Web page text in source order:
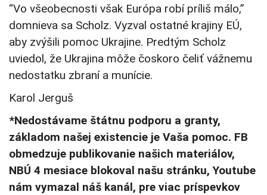
“Vo všeobecnosti však Európa robí príliš málo,”
domnieva sa Scholz. Vyzval ostatné krajiny EÚ,
aby zvýšili pomoc Ukrajine. Predtým Scholz
uviedol, že Ukrajina môže čoskoro čeliť vážnemu
nedostatku zbraní a munície.
Karol Jerguš
*Nedostávame štátnu podporu a granty,
základom našej existencie je Vaša pomoc. FB
obmedzuje publikovanie našich materiálov,
NBÚ 4 mesiace blokoval našu stránku, Youtube
nám vymazal náš kanál, pre viac príspevkov